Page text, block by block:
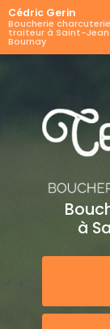
Aller
au
contenu
principal
Cédric Gerin
Boucherie charcuterie
traiteur à Saint-
Bournay
à